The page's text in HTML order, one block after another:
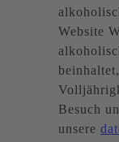
Website
Besuch
unsere